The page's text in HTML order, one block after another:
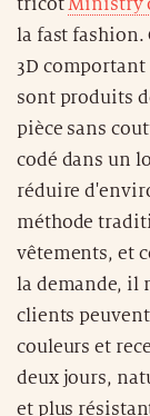
réduire
méthode
vêtements, et
la demande, il
clients
couleurs et
deux jours,
et plus